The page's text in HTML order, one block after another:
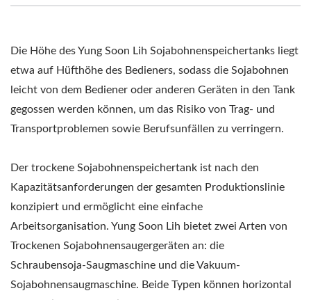
Die Höhe des Yung Soon Lih Sojabohnenspeichertanks liegt
etwa auf Hüfthöhe des Bedieners, sodass die Sojabohnen
leicht von dem Bediener oder anderen Geräten in den Tank
gegossen werden können, um das Risiko von Trag- und
Transportproblemen sowie Berufsunfällen zu verringern.
Der trockene Sojabohnenspeichertank ist nach den
Kapazitätsanforderungen der gesamten Produktionslinie
konzipiert und ermöglicht eine einfache
Arbeitsorganisation. Yung Soon Lih bietet zwei Arten von
Trockenen Sojabohnensaugergeräten an: die
Schraubensoja-Saugmaschine und die Vakuum-
Sojabohnensaugmaschine. Beide Typen können horizontal